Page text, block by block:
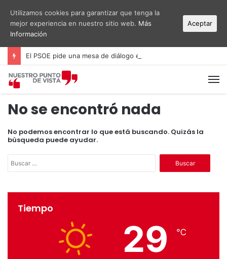
No se encontró nada
No podemos encontrar lo que está buscando. Quizás la
búsqueda puede ayudar.
c
Tiempo
29 ℃
Utilizamos cookies para garantizar que tenga la
mejor experiencia en nuestro sitio web. Más
Información
Aceptar